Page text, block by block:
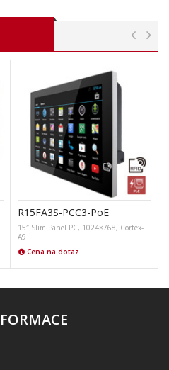
R15FA3S-PCC3-PoE
15″ Slim Panel PC, 1024×768, Cortex-
A9
Cena na dotaz